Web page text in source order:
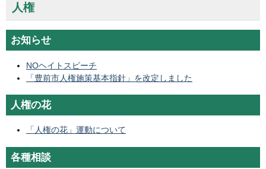
人権
お知らせ
NOヘイトスピーチ
「豊前市人権施策基本指針」を改定しました
人権の花
「 人権の花」運動について
各種相談